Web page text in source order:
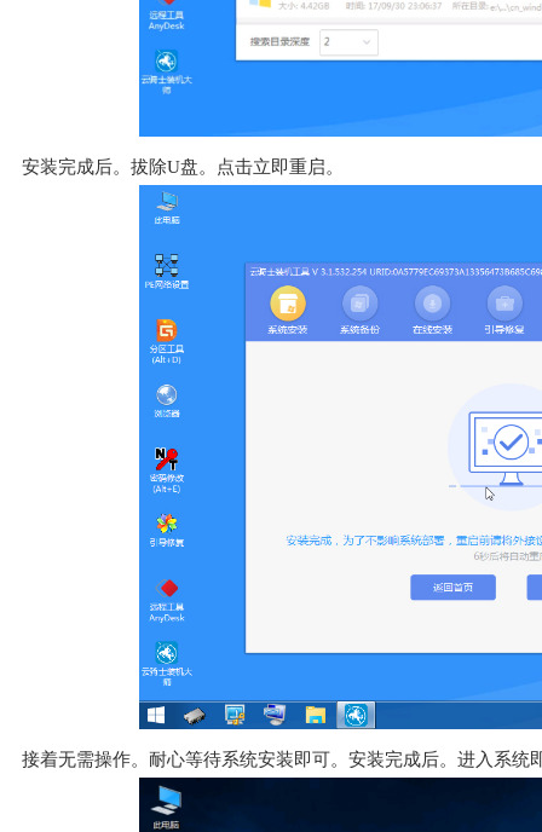
安装完成后。拔除U盘。点击立即重启。
接着无需操作。耐心等待系统安装即可。安装完成后。进入系统